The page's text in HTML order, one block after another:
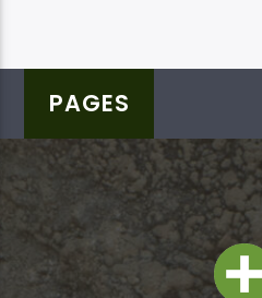
PAGES